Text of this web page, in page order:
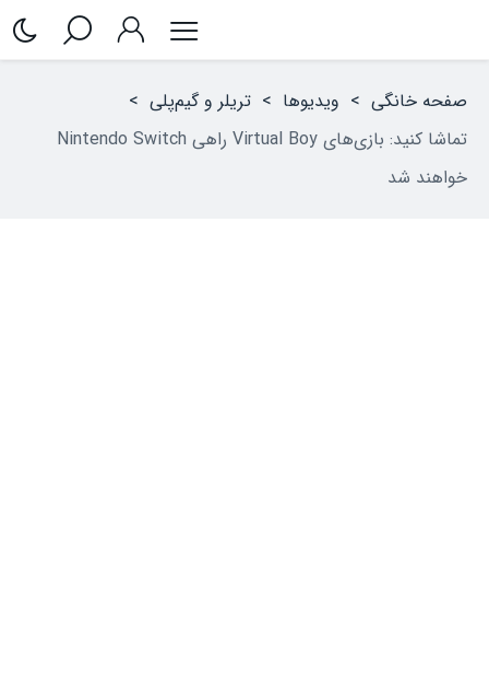
صفحه خانگی > ویدیوها > تریلر و گیم‌پلی >
تماشا کنید: بازی‌های Virtual Boy راهی Nintendo Switch
خواهند شد